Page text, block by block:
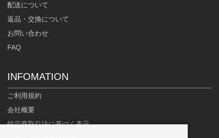
配送について
返品・交換について
お問い合わせ
FAQ
INFOMATION
ご利用規約
会社概要
特定商取引法に基づく表示